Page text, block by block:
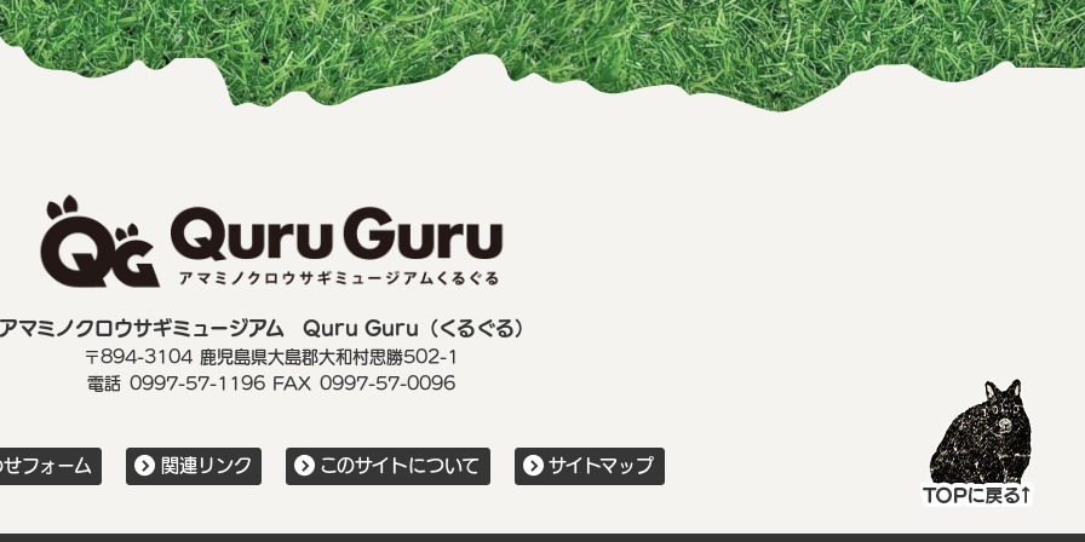
マミノクロウサギミュージアム Quru Guru（くるぐる）
〒894-3104 鹿児島県大島郡大和村思勝502-1
電話 0997-57-1196 FAX 0997-57-0096
フォーム 関連リンク このサイトについて サイトマップ